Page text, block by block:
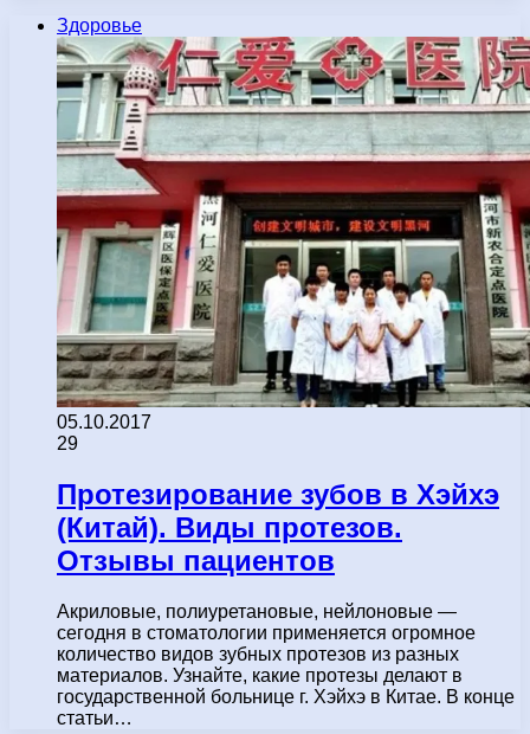
Здоровье
05.10.2017
29
Протезирование зубов в Хэйхэ
(Китай). Виды протезов.
Отзывы пациентов
Акриловые, полиуретановые, нейлоновые —
сегодня в стоматологии применяется огромное
количество видов зубных протезов из разных
материалов. Узнайте, какие протезы делают в
государственной больнице г. Хэйхэ в Китае. В конце
статьи…